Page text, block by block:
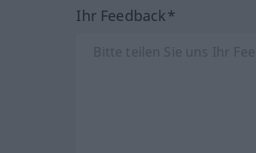
Ihr Feedback*